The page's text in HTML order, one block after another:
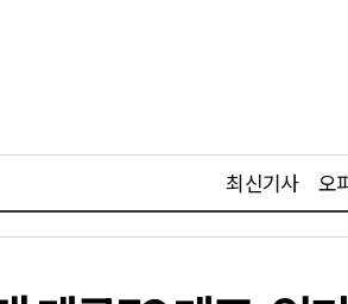
최신기사 오